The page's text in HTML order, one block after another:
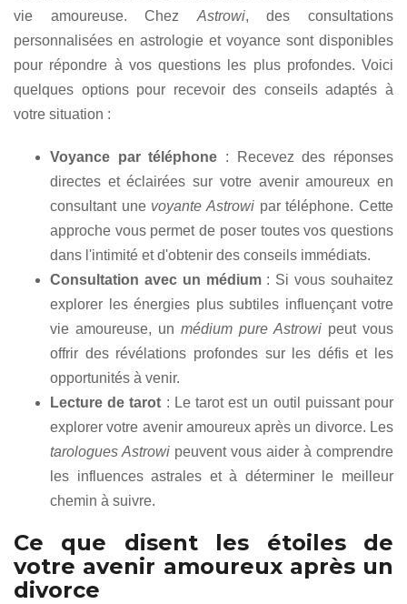
vie amoureuse. Chez Astrowi, des consultations
personnalisées en astrologie et voyance sont disponibles
pour répondre à vos questions les plus profondes. Voici
quelques options pour recevoir des conseils adaptés à
votre situation :
Voyance par téléphone : Recevez des réponses
directes et éclairées sur votre avenir amoureux en
consultant une voyante Astrowi par téléphone. Cette
approche vous permet de poser toutes vos questions
dans l'intimité et d'obtenir des conseils immédiats.
Consultation avec un médium: Si vous souhaitez
explorer les énergies plus subtiles influençant votre
vie amoureuse, un médium pure Astrowi peut vous
offrir des révélations profondes sur les défis et les
opportunités à venir.
Lecture de tarot : Le tarot est un outil puissant pour
explorer votre avenir amoureux après un divorce. Les
tarologues Astrowi peuvent vous aider à comprendre
les influences astrales et à déterminer le meilleur
chemin à suivre.
Ce que disent les étoiles de
votre avenir amoureux après un
divorce